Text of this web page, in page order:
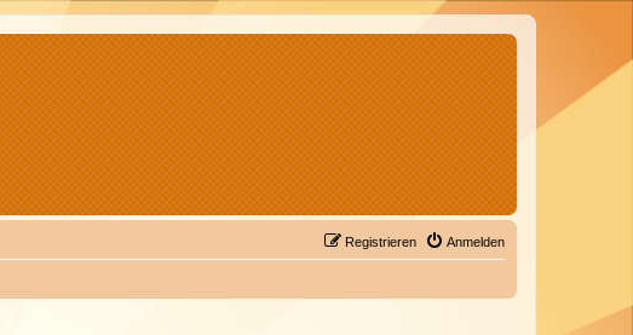
Anmelden
Registrieren